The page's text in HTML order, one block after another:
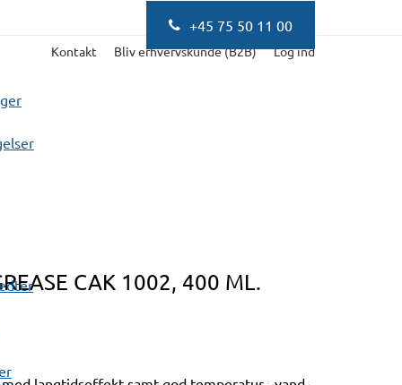
+45 75 50 11 00
Kontakt Bliv erhvervskunde (B2B) Log ind
CAK 1002, 400 ML.